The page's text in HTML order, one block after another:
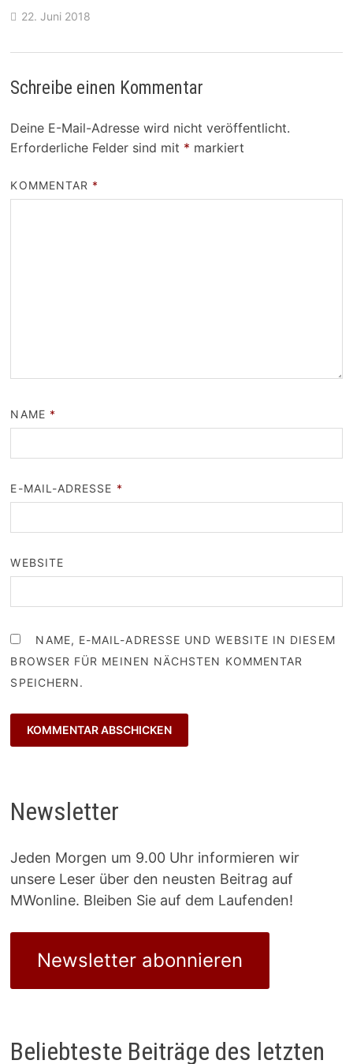
22. Juni 2018
Schreibe einen Kommentar
Deine E-Mail-Adresse wird nicht veröffentlicht.
Erforderliche Felder sind mit * markiert
KOMMENTAR *
NAME *
E-MAIL-ADRESSE *
WEBSITE
NAME, E-MAIL-ADRESSE UND WEBSITE IN DIESEM
BROWSER FÜR MEINEN NÄCHSTEN KOMMENTAR
SPEICHERN.
Newsletter
Jeden Morgen um 9.00 Uhr informieren wir
unsere Leser über den neusten Beitrag auf
MWonline. Bleiben Sie auf dem Laufenden!
Newsletter abonnieren
Beliebteste Beiträge des letzten